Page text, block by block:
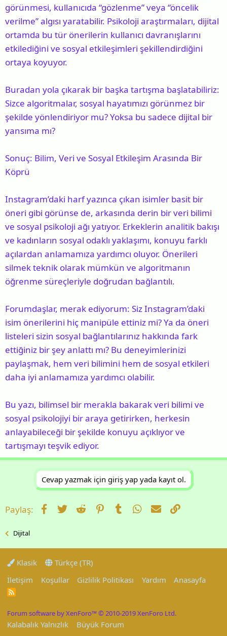
görünmesi, kullanıcıda “gözlenme” veya “öncelik
verilme” algısı yaratabilir. Psikoloji araştırmaları, dijital
ortamda bu tür önerilerin kullanıcı davranışlarını
etkilediğini ve sosyal etkileşimleri şekillendirdiğini
ortaya koyuyor.
Buradan yola çıkarak bir başka tartışma başlatabiliriz:
Sizce algoritmalar, sosyal hayatımızı görünmez bir
şekilde yönlendiriyor mu? Yoksa bu sadece dijital bir
yansıma mı?
Sonuç: Bilim, Veri ve Sosyal Etkileşim Arasında Bir
Köprü
Instagram’daki harf yazınca çıkan isimler basit bir
öneri gibi görünse de, arkasında derin bir veri bilimi
ve sosyal psikoloji ağı yatıyor. Erkeklerin analitik bakışı
ve kadınların sosyal odaklı yaklaşımı, konuyu farklı
açılardan anlamamıza yardımcı oluyor. Önerileri
silmek teknik olarak mümkün ve algoritmanın
öğrenme süreçleriyle doğrudan bağlantılı.
Forumdaşlar, merak ediyorum: Siz Instagram’daki
isim önerilerini hiç manipüle ettiniz mi? Ya da öneri
listeleri sizin sosyal bağlantılarınız hakkında fark
ettiğiniz bir şey anlattı mı? Bu deneyimlerinizi
paylaşmak, hem veri bilimini hem de sosyal etkileri
daha iyi anlamamıza yardımcı olabilir.
Bu yazı, bilimsel bir merakla bakarak veri bilimi ve
sosyal psikolojiyi bir araya getirirken, herkesin
anlayabileceği bir şekilde konuyu açıklıyor ve
tartışmayı teşvik ediyor.
Cevap yazmak için giriş yap yada kayıt ol.
Paylaş: Facebook
TwitterReddit PinterestTumblrWhatsApp
E-postaLink
Dijital
Klasik
Türkçe (TR)
İletişim
Koşullar Gizlilik Politikası Yardım Anasayfa
R
Forum software by XenForo™ © 2010-2019 XenForo Ltd.
Kalabalık Yalnızlık Büyük Forum